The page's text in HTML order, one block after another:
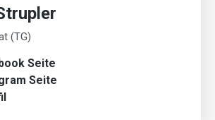
(TG)
Seite
Seite